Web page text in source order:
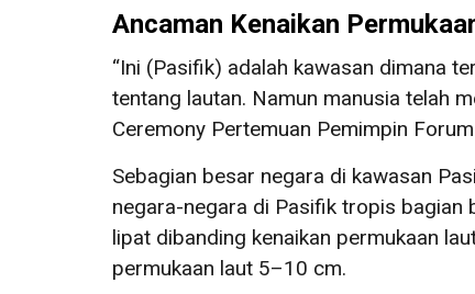
Ancaman Kenaikan
“Ini (Pasifik) adalah kawasan dimana
tentang lautan. Namun manusia telah
Ceremony Pertemuan Pemimpin
Sebagian besar negara di kawasan
negara-negara di Pasifik tropis bagian
lipat dibanding kenaikan permukaan
permukaan laut 5–10 cm.